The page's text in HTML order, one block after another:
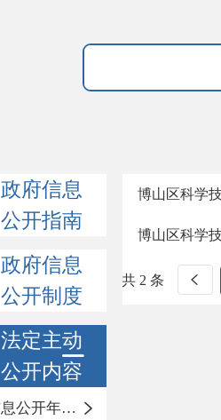
政府信息
公开指南
政府信息
公开制度
法定主动
公开内容
政府信息公开年度报告
博山区科学
博山区科学
共 2 条